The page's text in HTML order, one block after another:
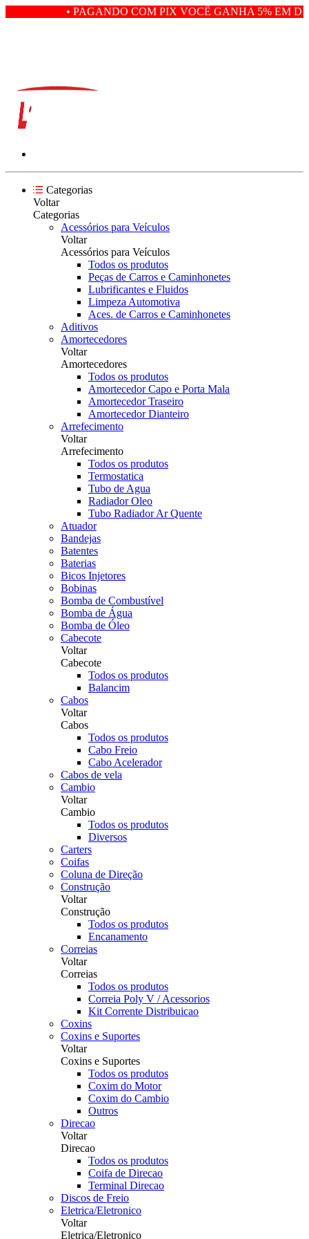
• PAGANDO COM PIX VOCÊ GANHA 5% EM
Categorias
Voltar
Categorias
Acessórios para Veículos
Voltar
Acessórios para Veículos
Todos os produtos
Peças de Carros e Caminhonetes
Lubrificantes e Fluidos
Limpeza Automotiva
Aces. de Carros e Caminhonetes
Aditivos
Amortecedores
Voltar
Amortecedores
Todos os produtos
Amortecedor Capo e Porta Mala
Amortecedor Traseiro
Amortecedor Dianteiro
Arrefecimento
Voltar
Arrefecimento
Todos os produtos
Termostatica
Tubo de Agua
Radiador Oleo
Tubo Radiador Ar Quente
Atuador
Bandejas
Batentes
Baterias
Bicos Injetores
Bobinas
Bomba de Combustível
Bomba de Água
Bomba de Óleo
Cabecote
Voltar
Cabecote
Todos os produtos
Balancim
Cabos
Voltar
Cabos
Todos os produtos
Cabo Freio
Cabo Acelerador
Cabos de vela
Cambio
Voltar
Cambio
Todos os produtos
Diversos
Carters
Coifas
Coluna de Direção
Construção
Voltar
Construção
Todos os produtos
Encanamento
Correias
Voltar
Correias
Todos os produtos
Correia Poly V / Acessorios
Kit Corrente Distribuicao
Coxins
Coxins e Suportes
Voltar
Coxins e Suportes
Todos os produtos
Coxim do Motor
Coxim do Cambio
Outros
Direcao
Voltar
Direcao
Todos os produtos
Coifa de Direcao
Terminal Direcao
Discos de Freio
Eletrica/Eletronico
Voltar
Eletrica/Eletronico